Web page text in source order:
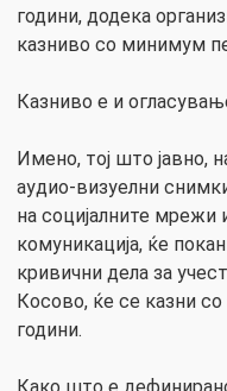
години, додека
казниво со минимум
Казниво е и
Имено, тој што јавно,
аудио-визуелни
на социјалните мрежи
комуникација, ќе
кривични дела за
Косово, ќе се казни
години.
Како што е